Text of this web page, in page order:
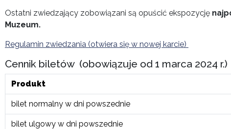
Ostatni zwiedzający zobowiązani są opuścić ekspozycję
Muzeum.
Regulamin zwiedzania (otwiera się w nowej karcie)
Cennik biletów (obowiązuje od 1 marca 2024 r.)
Produkt
bilet normalny w dni powszednie
bilet ulgowy w dni powszednie